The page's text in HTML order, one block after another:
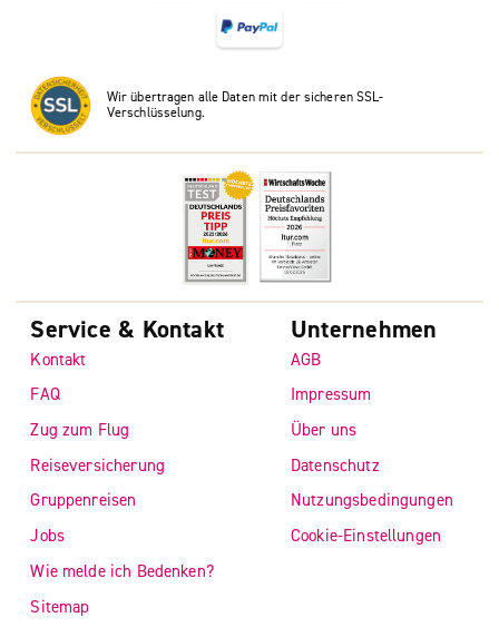
Wir übertragen alle Daten mit der sicheren SSL-
Verschlüsselung.
Service & Kontakt
Kontakt
FAQ
Zug zum Flug
Reiseversicherung
Gruppenreisen
Jobs
Wie melde ich Bedenken?
Sitemap
Unternehmen
AGB
Impressum
Über uns
Datenschutz
Nutzungsbedingungen
Cookie-Einstellungen